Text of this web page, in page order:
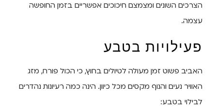
הצרכים השונים ומצמצם חיכוכים אפשריים בזמן החופשה
עצמה.
פעילויות בטבע
האביב פשוט זמן מעולה לטיולים בחוץ, כי הכול פורח, מזג
האוויר נעים והנוף מקסים מכל כיוון. הינה כמה רעיונות נהדרים
לבילוי בטבע: